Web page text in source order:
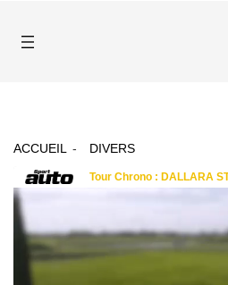
ACCUEIL DIVERS